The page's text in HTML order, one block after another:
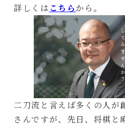
詳しくは こちらから。
二刀流と言えば多くの人が
さんですが、先日、将棋と